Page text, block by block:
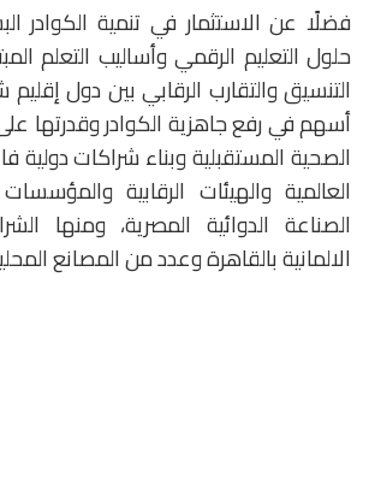
فضلًا عن الاستثمار في تنمية الكوادر
حلول التعليم الرقمي وأساليب التعلم
التنسيق والتقارب الرقابي بين دول
أسهم في رفع جاهزية الكوادر وقدرتها
الصحية المستقبلية وبناء شراكات دولية
العالمية والهيئات الرقابية
الصناعة الدوائية المصرية، ومنها
الالمانية بالقاهرة وعدد من المصانع